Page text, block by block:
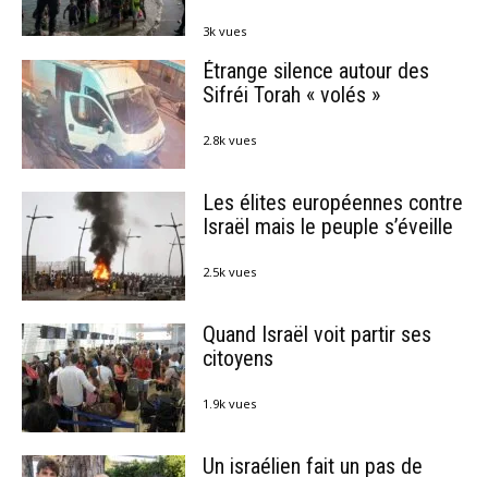
3k vues
Étrange silence autour des
Sifréi Torah « volés »
2.8k vues
Les élites européennes contre
Israël mais le peuple s’éveille
2.5k vues
Quand Israël voit partir ses
citoyens
1.9k vues
Un israélien fait un pas de